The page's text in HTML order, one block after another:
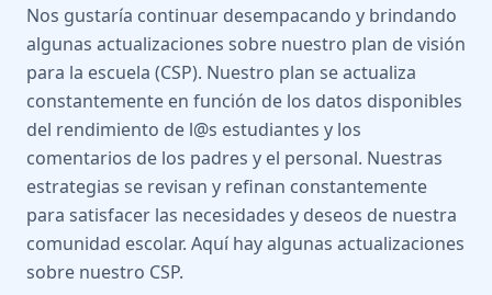
Nos gustaría continuar desempacando y brindando
algunas actualizaciones sobre nuestro plan de visión
para la escuela (CSP). Nuestro plan se actualiza
constantemente en función de los datos disponibles
del rendimiento de l@s estudiantes y los
comentarios de los padres y el personal. Nuestras
estrategias se revisan y refinan constantemente
para satisfacer las necesidades y deseos de nuestra
comunidad escolar. Aquí hay algunas actualizaciones
sobre nuestro CSP.